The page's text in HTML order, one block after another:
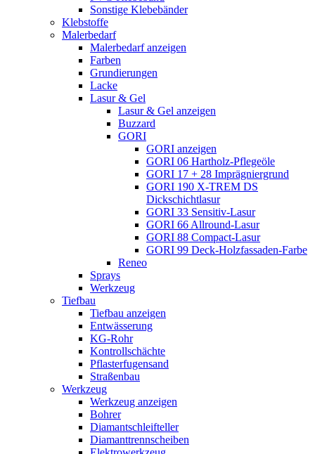
Sonstige Klebebänder
Klebstoffe
Malerbedarf
Malerbedarf anzeigen
Farben
Grundierungen
Lacke
Lasur & Gel
Lasur & Gel anzeigen
Buzzard
GORI
GORI anzeigen
GORI 06 Hartholz-Pflegeöle
GORI 17 + 28 Imprägniergrund
GORI 190 X-TREM DS
Dickschichtlasur
GORI 33 Sensitiv-Lasur
GORI 66 Allround-Lasur
GORI 88 Compact-Lasur
GORI 99 Deck-Holzfassaden-Farbe
Reneo
Sprays
Werkzeug
Tiefbau
Tiefbau anzeigen
Entwässerung
KG-Rohr
Kontrollschächte
Pflasterfugensand
Straßenbau
Werkzeug
Werkzeug anzeigen
Bohrer
Diamantschleifteller
Diamanttrennscheiben